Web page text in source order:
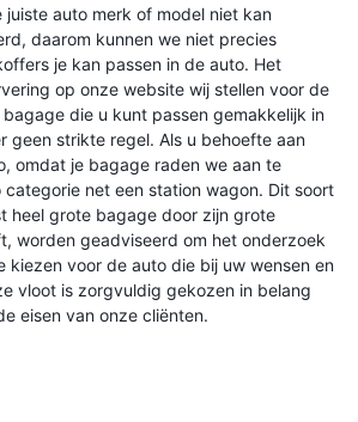
juiste auto merk of model niet kan
daarom kunnen we niet precies
je kan passen in de auto. Het
op onze website wij stellen voor de
die u kunt passen gemakkelijk in
geen strikte regel. Als u behoefte aan
omdat je bagage raden we aan te
net een station wagon. Dit soort
heel grote bagage door zijn grote
worden geadviseerd om het onderzoek
kiezen voor de auto die bij uw wensen en
vloot is zorgvuldig gekozen in belang
eisen van onze cliënten.